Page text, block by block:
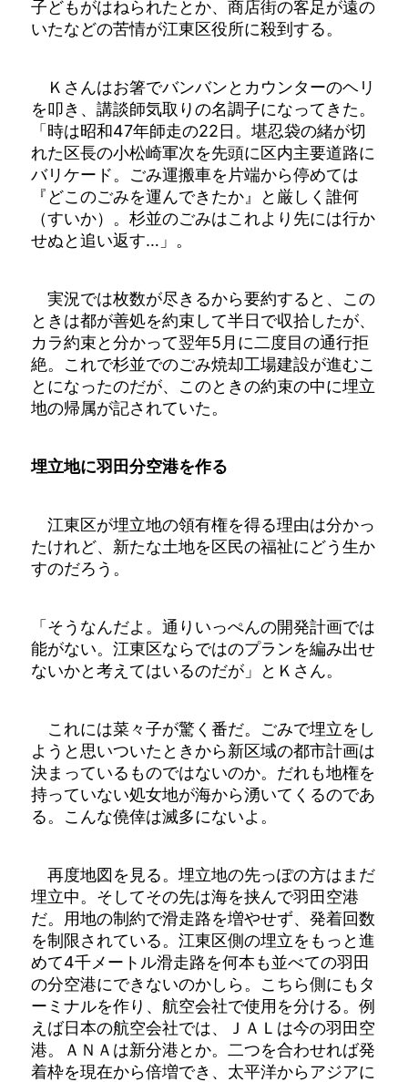
子どもがはねられたとか、商店街の客足が遠の
いたなどの苦情が江東区役所に殺到する。
Ｋさんはお箸でバンバンとカウンターのヘリ
を叩き、講談師気取りの名調子になってきた。
「時は昭和47年師走の22日。堪忍袋の緒が切
れた区長の小松崎軍次を先頭に区内主要道路に
バリケード。ごみ運搬車を片端から停めては
『どこのごみを運んできたか』と厳しく誰何
（すいか）。杉並のごみはこれより先には行か
せぬと追い返す…」。
実況では枚数が尽きるから要約すると、この
ときは都が善処を約束して半日で収拾したが、
カラ約束と分かって翌年5月に二度目の通行拒
絶。これで杉並でのごみ焼却工場建設が進むこ
とになったのだが、このときの約束の中に埋立
地の帰属が記されていた。
埋立地に羽田分空港を作る
江東区が埋立地の領有権を得る理由は分かっ
たけれど、新たな土地を区民の福祉にどう生か
すのだろう。
「そうなんだよ。通りいっぺんの開発計画では
能がない。江東区ならではのプランを編み出せ
ないかと考えてはいるのだが」とＫさん。
これには菜々子が驚く番だ。ごみで埋立をし
ようと思いついたときから新区域の都市計画は
決まっているものではないのか。だれも地権を
持っていない処女地が海から湧いてくるのであ
る。こんな僥倖は滅多にないよ。
再度地図を見る。埋立地の先っぽの方はまだ
埋立中。そしてその先は海を挟んで羽田空港
だ。用地の制約で滑走路を増やせず、発着回数
を制限されている。江東区側の埋立をもっと進
めて4千メートル滑走路を何本も並べての羽田
の分空港にできないのかしら。こちら側にもタ
ーミナルを作り、航空会社で使用を分ける。例
えば日本の航空会社では、ＪＡＬは今の羽田空
港。ＡＮＡは新分港とか。二つを合わせれば発
着枠を現在から倍増でき、太平洋からアジアに